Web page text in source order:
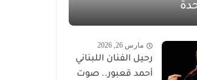
مارس 26, 2026
رحيل الفنان اللبناني
أحمد قعبور.. صوت